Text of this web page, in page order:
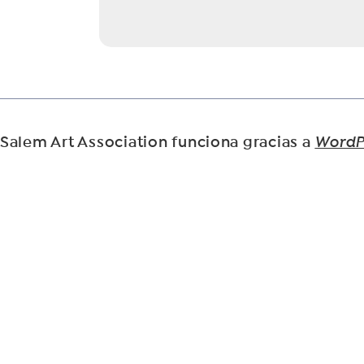
Salem Art Association funciona gracias a